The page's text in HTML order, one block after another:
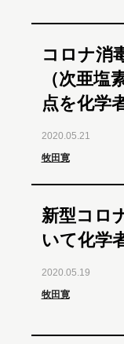
コロナ消
（次亜
点を化学
2020.05.21
牧田寛
新型コロ
いて化学
2020.05.19
牧田寛